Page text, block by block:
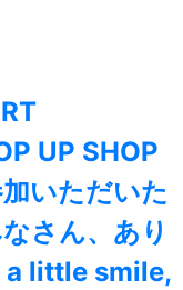
UP SHOP
いただいた
さん、あり
a little smile,